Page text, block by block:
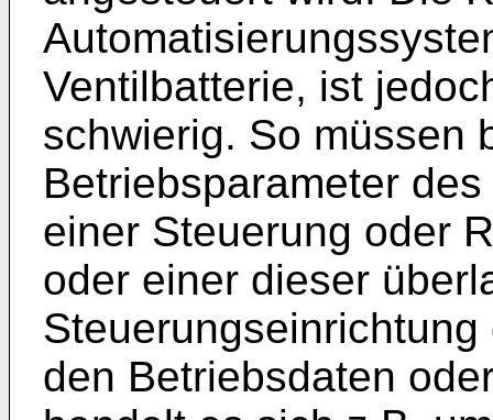
Ventilbatterie, ist
schwierig. So müssen
Betriebsparameter
einer Steuerung oder
oder einer dieser
den Betriebsdaten